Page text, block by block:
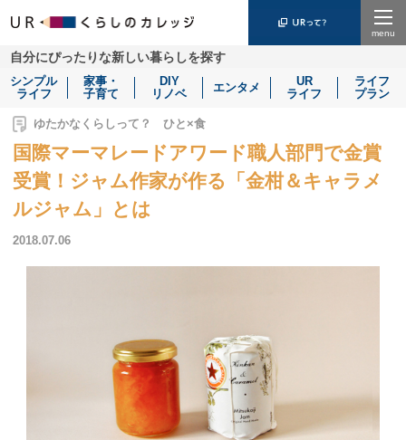
自分にぴったりな新しい暮らしを探す
シンプル
ライフ
家事・
子育て
DIY
リノベ
エンタメ
UR
ライフ
ライフ
プラン
ゆたかなくらしって？ ひと×食
国際マーマレードアワード職人部門で金賞
受賞！ジャム作家が作る「金柑＆キャラメ
ルジャム」とは
2018.07.06